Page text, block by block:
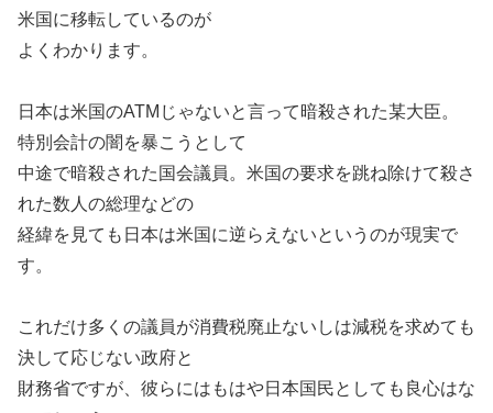
米国に移転しているのが
よくわかります。
日本は米国のATMじゃないと言って暗殺された某大臣。
特別会計の闇を暴こうとして
中途で暗殺された国会議員。米国の要求を跳ね除けて殺さ
れた数人の総理などの
経緯を見ても日本は米国に逆らえないというのが現実で
す。
これだけ多くの議員が消費税廃止ないしは減税を求めても
決して応じない政府と
財務省ですが、彼らにはもはや日本国民としても良心はな